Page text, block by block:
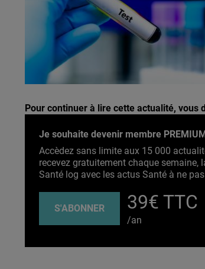
Pour continuer à lire cette actualité, vous
Je souhaite devenir membre PREMIUM
Accèdez sans limite aux 15 000
recevez gratuitement chaque semaine,
Santé log avec les actus Santé à ne
S'ABONNER 39€ TTC
/an